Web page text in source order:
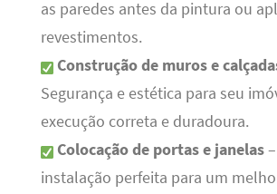
as paredes antes da pintura ou
revestimentos.
Construção de muros e
Segurança e estética para seu
execução correta e duradoura.
Colocação de portas e janelas–
instalação perfeita para um